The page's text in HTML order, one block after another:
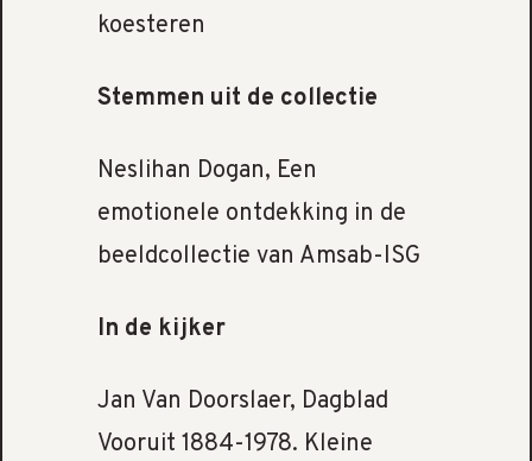
koesteren
Stemmen uit de collectie
Neslihan Dogan, Een
emotionele ontdekking in de
beeldcollectie van Amsab-ISG
In de kijker
Jan Van Doorslaer, Dagblad
Vooruit 1884-1978. Kleine